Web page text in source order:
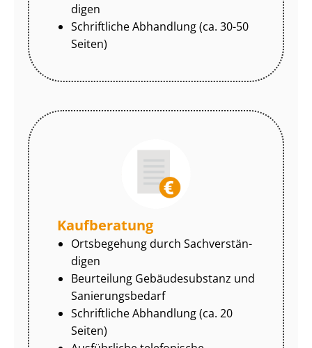
di­gen
Schriftliche Abhandlung (ca. 30-50
Seiten)
Kaufberatung
Ortsbegehung durch Sach­ver­stän­
di­gen
Beurteilung Gebäudesubstanz und
Sa­nie­rungs­be­darf
Schriftliche Abhandlung (ca. 20
Seiten)